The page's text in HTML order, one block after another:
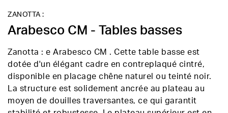
ZANOTTA :
Arabesco CM - Tables basses
Zanotta : e Arabesco CM . Cette table basse est
dotée d'un élégant cadre en contreplaqué cintré,
disponible en placage chêne naturel ou teinté noir.
La structure est solidement ancrée au plateau au
moyen de douilles traversantes, ce qui garantit